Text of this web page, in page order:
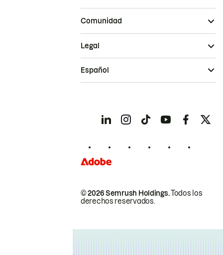
Comunidad
© 2026 Semrush Holdings.Todos los
derechos reservados.
Legal
Español